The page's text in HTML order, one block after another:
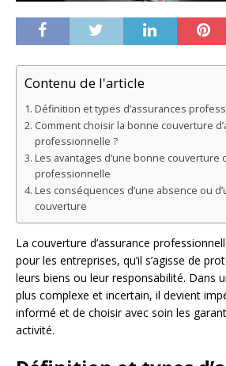
Contenu de l'article
Définition et types d’assurances
Comment choisir la bonne couverture
professionnelle ?
Les avantages d’une bonne couverture
professionnelle
Les conséquences d’une absence ou
couverture
La couverture d’assurance
pour les entreprises, qu’il s’agisse de
leurs biens ou leur responsabilité. Dans
plus complexe et incertain, il devient
informé et de choisir avec soin les
activité.